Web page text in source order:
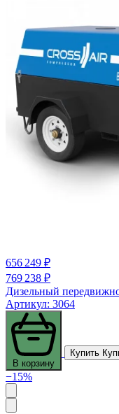
656 249 ₽
769 238 ₽
Дизельный
Артикул: 3064
В корзину
Купить
−15%